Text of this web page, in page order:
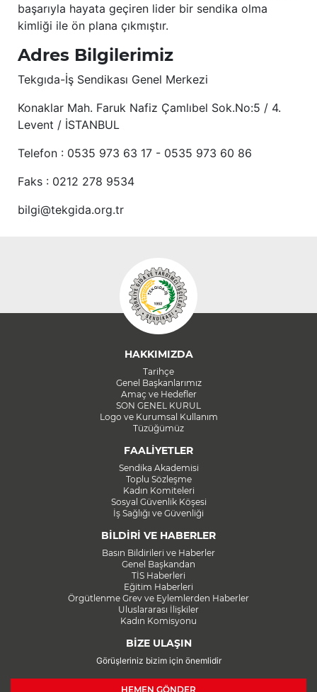
başarıyla hayata geçiren lider bir sendika olma
kimliği ile ön plana çıkmıştır.
Adres Bilgilerimiz
Tekgıda-İş Sendikası Genel Merkezi
Konaklar Mah. Faruk Nafiz Çamlıbel Sok.No:5 / 4.
Levent / İSTANBUL
Telefon : 0535 973 63 17 - 0535 973 60 86
Faks : 0212 278 9534
bilgi@tekgida.org.tr
HAKKIMIZDA
Tarihçe
Genel Başkanlarımız
Amaç ve Hedefler
SON GENEL KURUL
Logo ve Kurumsal Kullanım
Tüzüğümüz
FAALİYETLER
Sendika Akademisi
Toplu Sözleşme
Kadın Komiteleri
Sosyal Güvenlik Köşesi
İş Sağlığı ve Güvenliği
BİLDİRİ VE HABERLER
Basın Bildirileri ve Haberler
Genel Başkandan
TİS Haberleri
Eğitim Haberleri
Örgütlenme Grev ve Eylemlerden Haberler
Uluslararası İlişkiler
Kadın Komisyonu
BİZE ULAŞIN
Görüşleriniz bizim için önemlidir
HEMEN GÖNDER